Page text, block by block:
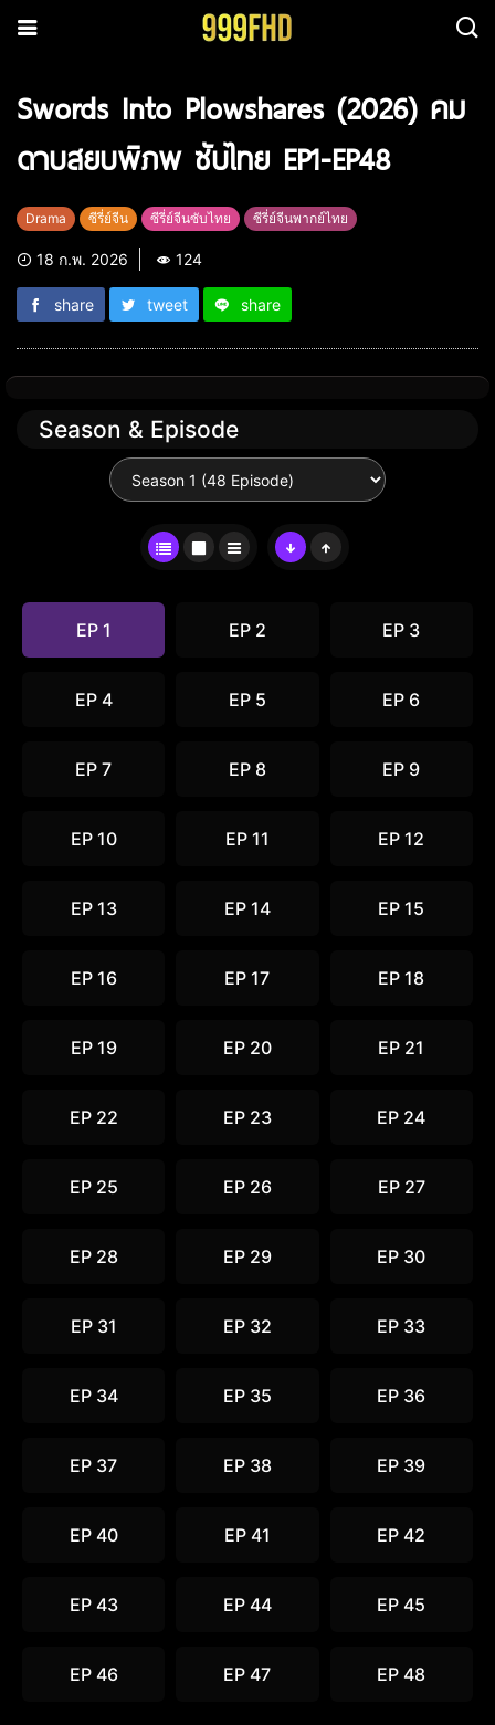
Swords Into Plowshares (2026) คม
ดาบสยบพิภพ ซับไทย EP1-EP48
Drama ซีรี่ย์จีน ซีรี่ย์จีนซับไทย ซีรี่ย์จีนพากย์ไทย
18 ก.พ. 2026 124
share tweet share
Season & Episode
EP 1 EP 2 EP 3
EP 4 EP 5 EP 6
EP 7 EP 8 EP 9
EP 10 EP 11 EP 12
EP 13 EP 14 EP 15
EP 16 EP 17 EP 18
EP 19 EP 20 EP 21
EP 22 EP 23 EP 24
EP 25 EP 26 EP 27
EP 28 EP 29 EP 30
EP 31 EP 32 EP 33
EP 34 EP 35 EP 36
EP 37 EP 38 EP 39
EP 40 EP 41 EP 42
EP 43 EP 44 EP 45
EP 46 EP 47 EP 48